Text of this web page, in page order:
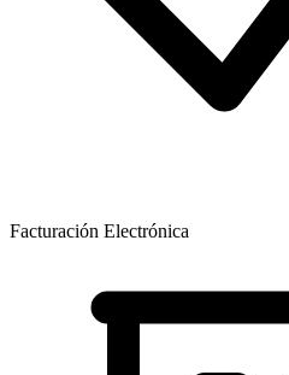
Facturación Electrónica